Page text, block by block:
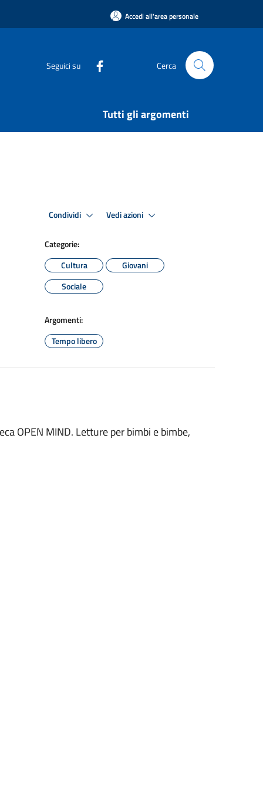
Accedi all'area personale
Seguici su Cerca
Tutti gli argomenti
Condividi Vedi azioni
Categorie:
Cultura
Giovani
Sociale
Argomenti:
Tempo libero
OPEN MIND. Letture per bimbi e bimbe,